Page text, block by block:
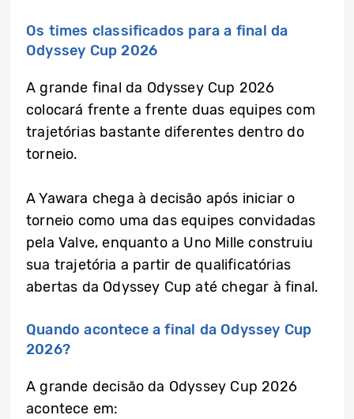
Os times classificados para a final da
Odyssey Cup 2026
A grande final da Odyssey Cup 2026
colocará frente a frente duas equipes com
trajetórias bastante diferentes dentro do
torneio.
A Yawara chega à decisão após iniciar o
torneio como uma das equipes convidadas
pela Valve, enquanto a Uno Mille construiu
sua trajetória a partir de qualificatórias
abertas da Odyssey Cup até chegar à final.
Quando acontece a final da Odyssey Cup
2026?
A grande decisão da Odyssey Cup 2026
acontece em: